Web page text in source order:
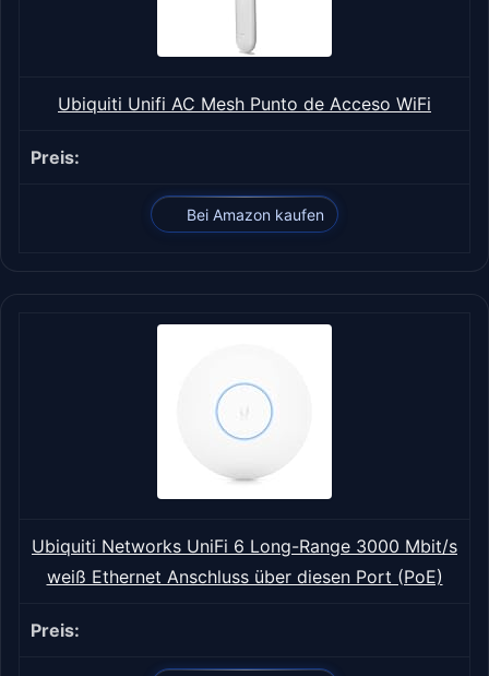
Ubiquiti Unifi AC Mesh Punto de Acceso WiFi
Bei Amazon kaufen
Ubiquiti Networks UniFi 6 Long-Range 3000 Mbit/s
weiß Ethernet Anschluss über diesen Port (PoE)